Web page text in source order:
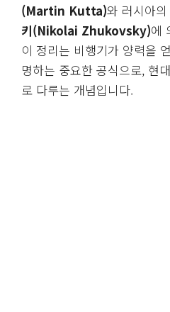
(Martin Kutta)와 러시아
키(Nikolai Zhukovsky)에
이 정리는 비행기가 양력을
명하는 중요한 공식으로, 현
로 다루는 개념입니다.